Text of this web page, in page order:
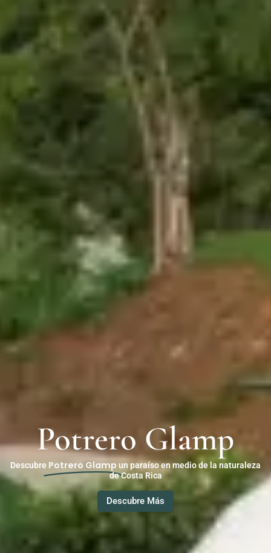
Potrero Glamp
Descubre Potrero Glamp un paraíso en medio de la naturaleza
de Costa Rica
Descubre Más